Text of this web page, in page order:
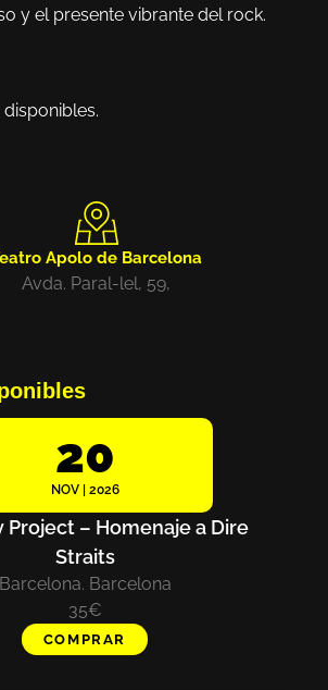
y el presente vibrante del rock.
Apolo de Barcelona
Avda. Paral-lel, 59,
20
NOV | 2026
Project – Homenaje a Dire
Straits
Barcelona. Barcelona
35€
COMPRAR